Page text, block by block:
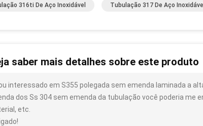
316ti De Aço Inoxidável Tubulação 317 De Aço Inoxidável
saber mais detalhes sobre este produto
interessado em S355 polegada sem emenda laminada a
dos Ss 304 sem emenda da tubulação você poderia me
etc.